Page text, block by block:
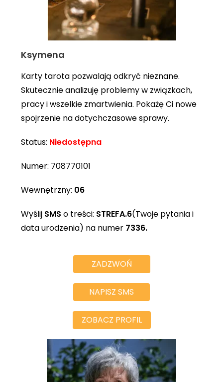
Ksymena
Karty tarota pozwalają odkryć nieznane.
Skutecznie analizuję problemy w związkach,
pracy i wszelkie zmartwienia. Pokażę Ci nowe
spojrzenie na dotychczasowe sprawy.
Status: Niedostępna
Numer: 708770101
Wewnętrzny: 06
Wyślij SMS o treści: STREFA.6(Twoje pytania i
data urodzenia) na numer 7336.
ZADZWOŃ
NAPISZ SMS
ZOBACZ PROFIL